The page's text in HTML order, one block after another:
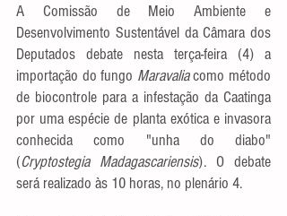
A Comissão de Meio Ambiente e
Desenvolvimento Sustentável da Câmara dos
Deputados debate nesta terça-feira (4) a
importação do fungo Maravalia como método
de biocontrole para a infestação da Caatinga
por uma espécie de planta exótica e invasora
conhecida como "unha do diabo"
(Cryptostegia Madagascariensis). O debate
será realizado às 10 horas, no plenário 4.